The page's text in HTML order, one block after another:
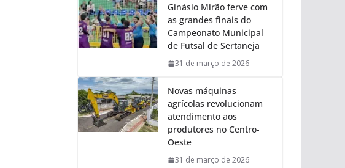
Ginásio Mirão ferve com
as grandes finais do
Campeonato Municipal
de Futsal de Sertaneja
31 de março de 2026
Novas máquinas
agrícolas revolucionam
atendimento aos
produtores no Centro-
Oeste
31 de março de 2026